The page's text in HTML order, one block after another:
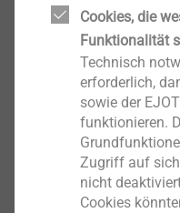
In Kombination mit ejotherm STR U
speziellen ejotherm STR-Stopfen zu
Downloads
Deutsch
Englisch
Cookies, die
Funktionalität
Technisch
erforderlich,
sowie der
funktionieren.
Zugriff auf
nicht
Cookies